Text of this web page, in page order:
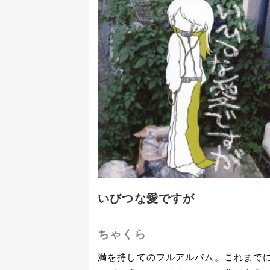
いびつな愛ですが
ちゃくら
満を持してのフルアルバム。これまで